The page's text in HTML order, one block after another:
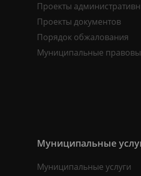
Проекты
Проекты документов
Порядок обжалования
Муниципальные
Муниципальные
Муниципальные услуги